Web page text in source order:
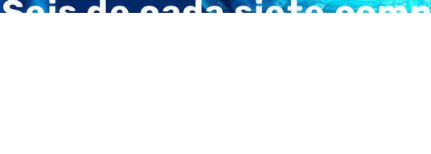
Seis de cada siete